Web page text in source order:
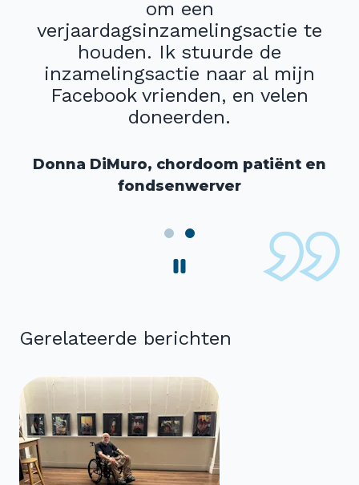
om een
verjaardagsinzamelingsactie te
houden. Ik stuurde de
inzamelingsactie naar al mijn
Facebook vrienden, en velen
doneerden.
Donna DiMuro, chordoom patiënt en
fondsenwerver
Gerelateerde berichten